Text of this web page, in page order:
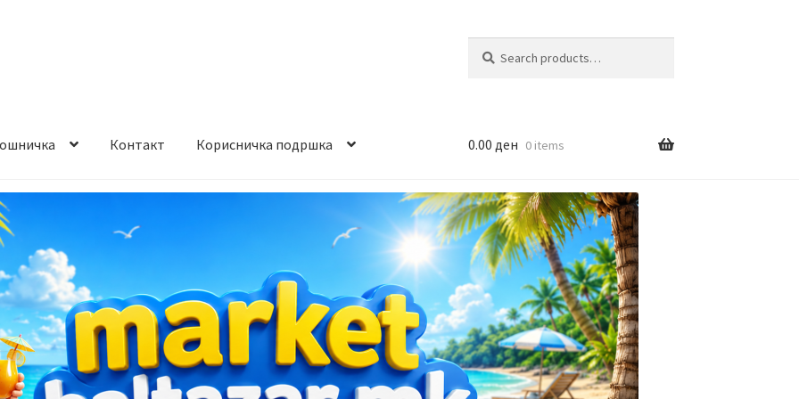
for:
Контакт Корисничка подршка
и начин на плаќање
на производ Услови за користење
0.00 ден 0 items